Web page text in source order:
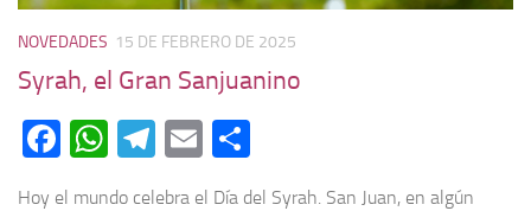
NOVEDADES 15 DE FEBRERO DE 2025
Syrah, el Gran Sanjuanino
Facebook
WhatsApp
Telegram
Email
Hoy el mundo celebra el Día del Syrah. San Juan, en algún